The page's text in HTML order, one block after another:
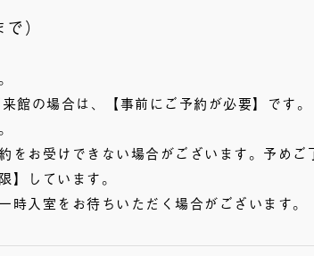
）
館の場合は、【事前にご予約が必要】です。
お受けできない場合がございます。予めご
】しています。
入室をお待ちいただく場合がございます。